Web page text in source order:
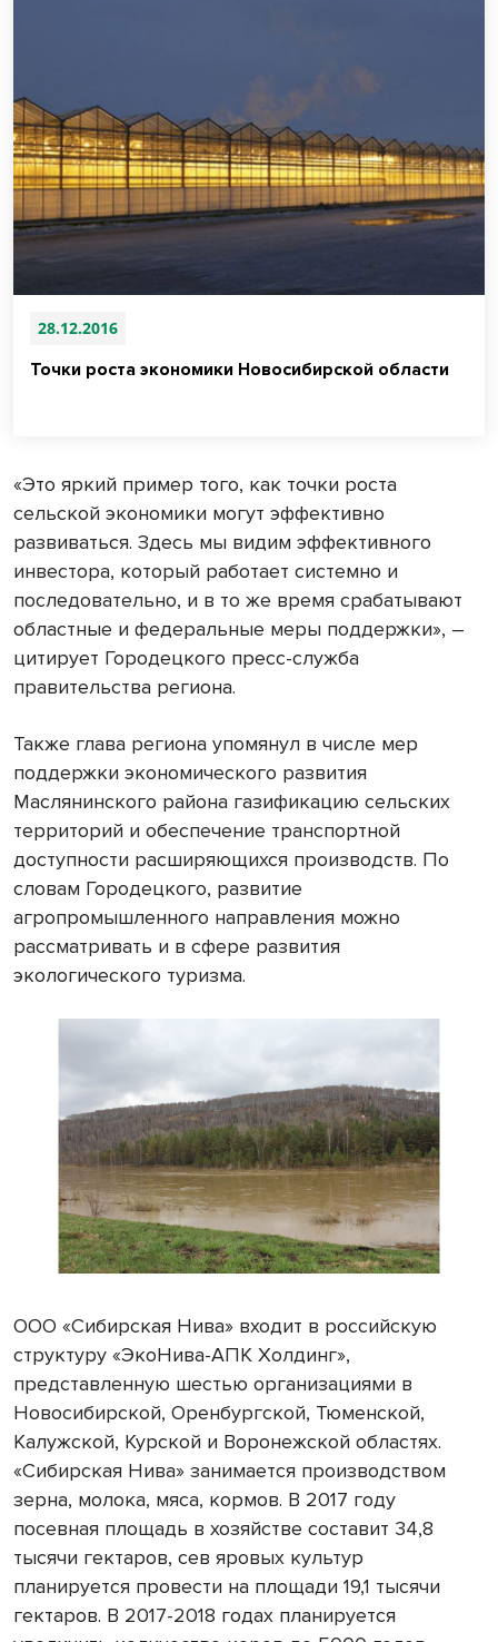
28.12.2016
Точки роста экономики Новосибирской области
«Это яркий пример того, как точки роста
сельской экономики могут эффективно
развиваться. Здесь мы видим эффективного
инвестора, который работает системно и
последовательно, и в то же время срабатывают
областные и федеральные меры поддержки», –
цитирует Городецкого пресс-служба
правительства региона.
Также глава региона упомянул в числе мер
поддержки экономического развития
Маслянинского района газификацию сельских
территорий и обеспечение транспортной
доступности расширяющихся производств. По
словам Городецкого, развитие
агропромышленного направления можно
рассматривать и в сфере развития
экологического туризма.
ООО «Сибирская Нива» входит в российскую
структуру «ЭкоНива-АПК Холдинг»,
представленную шестью организациями в
Новосибирской, Оренбургской, Тюменской,
Калужской, Курской и Воронежской областях.
«Сибирская Нива» занимается производством
зерна, молока, мяса, кормов. В 2017 году
посевная площадь в хозяйстве составит 34,8
тысячи гектаров, сев яровых культур
планируется провести на площади 19,1 тысячи
гектаров. В 2017-2018 годах планируется